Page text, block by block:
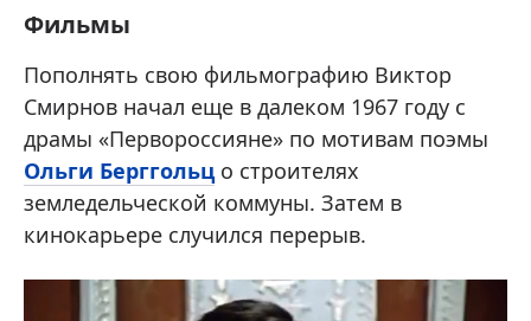
Фильмы
Пополнять свою фильмографию Виктор
Смирнов начал еще в далеком 1967 году с
драмы «Первороссияне» по мотивам поэмы
Ольги Берггольцо строителях
земледельческой коммуны. Затем в
кинокарьере случился перерыв.